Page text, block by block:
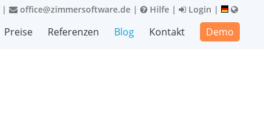
| office@zimmersoftware.de | Hilfe | Login |
Preise Referenzen Blog Kontakt Demo